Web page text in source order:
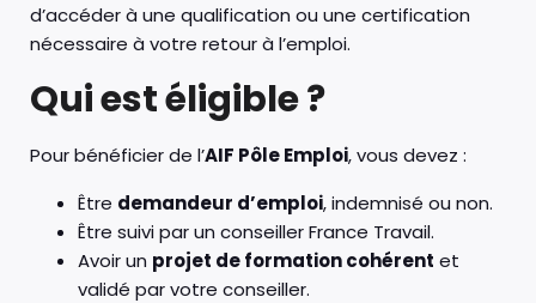
d’accéder à une qualification ou une certification
nécessaire à votre retour à l’emploi.
Qui est éligible ?
Pour bénéficier de l’AIF Pôle Emploi, vous devez :
Être demandeur d’emploi, indemnisé ou non.
Être suivi par un conseiller France Travail.
Avoir un projet de formation cohérent et
validé par votre conseiller.